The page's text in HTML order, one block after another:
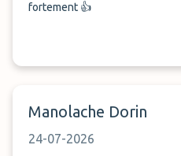
fortement 👍
Manolache Dorin
24-07-2026